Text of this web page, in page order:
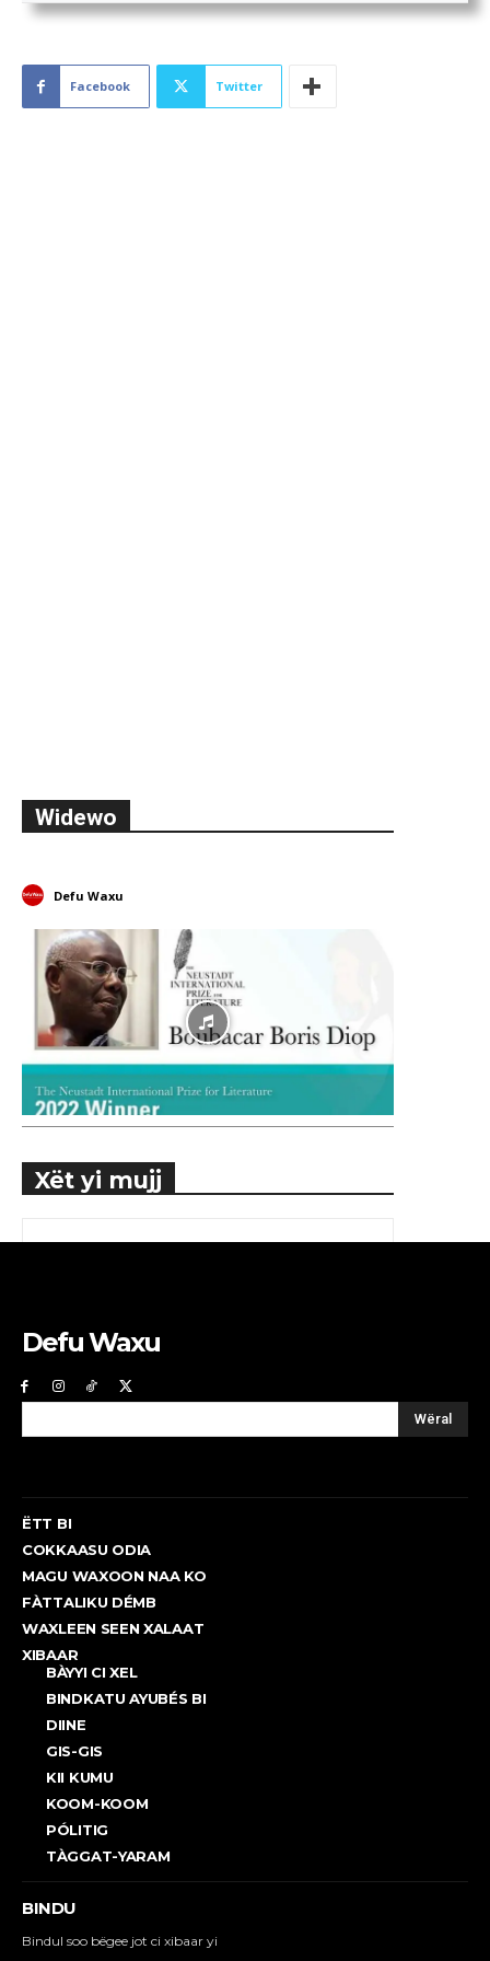
Facebook Twitter
Widewo
Defu Waxu
Xët yi mujj
Defu Waxu
Wëral
ËTT BI
COKKAASU ODIA
MAGU WAXOON NAA KO
FÀTTALIKU DÉMB
WAXLEEN SEEN XALAAT
XIBAAR
BÀYYI CI XEL
BINDKATU AYUBÉS BI
DIINE
GIS-GIS
KII KUMU
KOOM-KOOM
PÓLITIG
TÀGGAT-YARAM
BINDU
Bindul soo bëgee jot ci xibaar yi